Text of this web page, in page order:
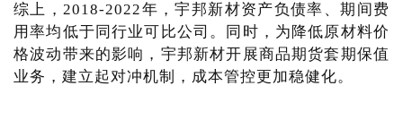
综上，2018-2022年，宇邦新材资产负债率、期间费
用率均低于同行业可比公司。同时，为降低原材料价
格波动带来的影响，宇邦新材开展商品期货套期保值
业务，建立起对冲机制，成本管控更加稳健化。